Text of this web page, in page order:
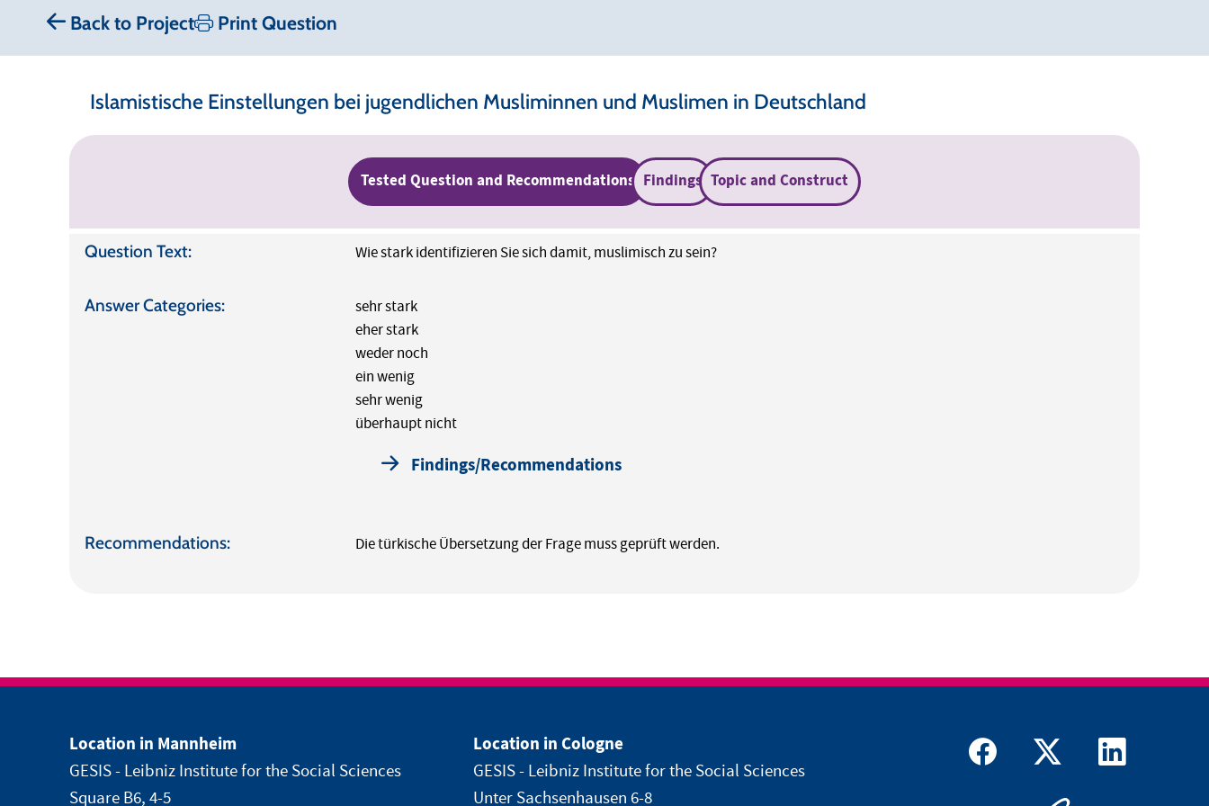
Back to Project Print Question
Islamistische Einstellungen bei jugendlichen Musliminnen und Muslimen in Deutschland
Tested Question and Recommendations Findings Topic and Construct
Question Text: Wie stark identifizieren Sie sich damit, muslimisch zu sein?
Answer Categories:
sehr stark
eher stark
weder noch
ein wenig
sehr wenig
überhaupt nicht
Findings/Recommendations
Recommendations: Die türkische Übersetzung der Frage muss geprüft werden.
Location in Mannheim
GESIS - Leibniz Institute for the Social Sciences
Square B6, 4-5
Location in Cologne
GESIS - Leibniz Institute for the Social Sciences
Unter Sachsenhausen 6-8